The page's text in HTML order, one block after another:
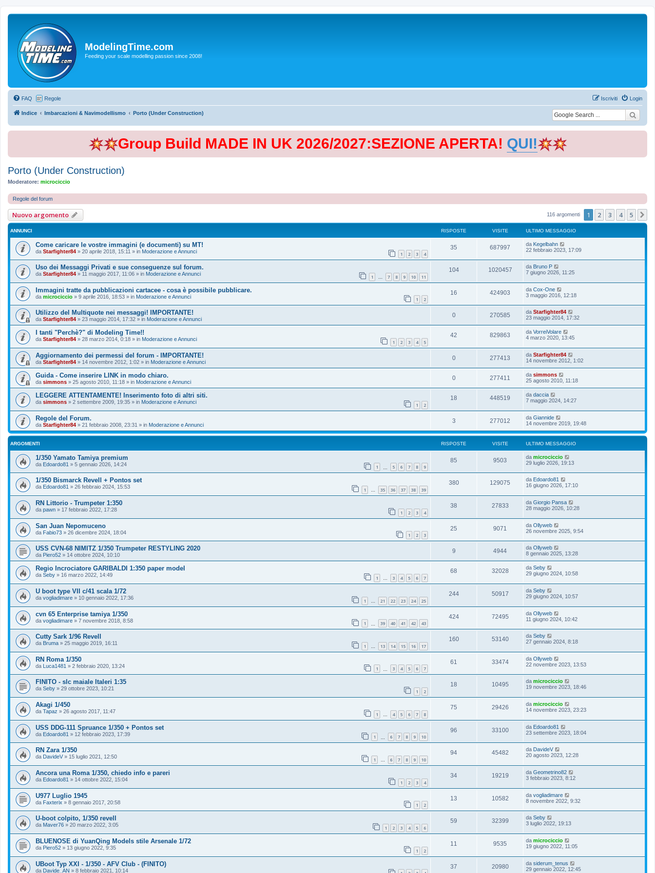
ModelingTime.com
Feeding your scale modelling passion since 2008!
FAQ Regole Login
Iscriviti
Indice Imbarcazioni & Navimodellismo Porto (Under Construction)
Group Build MADE IN UK 2026/2027:SEZIONE APERTA! QUI!
Porto (Under Construction)
Moderatore: microciccio
Regole del forum
Nuovo argomento 116 argomenti 1 2 3 4 5
ANNUNCI RISPOSTE VISITE ULTIMO MESSAGGIO
Come caricare le vostre immagini (e documenti) su MT!
da Starfighter84 » 20 aprile 2018, 15:11 » in Moderazione e Annunci 1 2 3 4
35 687997 da Kegelbahn
22 febbraio 2023, 17:09
Uso dei Messaggi Privati e sue conseguenze sul forum.
da Starfighter84 » 11 maggio 2017, 11:06 » in Moderazione e Annunci 1 … 7 8 9 10 11
104 1020457 da Bruno P
7 giugno 2026, 11:25
Immagini tratte da pubblicazioni cartacee - cosa è possibile pubblicare.
da microciccio » 9 aprile 2016, 18:53 » in Moderazione e Annunci 1 2
16 424903 da Cox-One
3 maggio 2016, 12:18
Utilizzo del Multiquote nei messaggi! IMPORTANTE!
da Starfighter84 » 23 maggio 2014, 17:32 » in Moderazione e Annunci
0 270585 da Starfighter84
23 maggio 2014, 17:32
I tanti "Perchè?" di Modeling Time!!
da Starfighter84 » 28 marzo 2014, 0:18 » in Moderazione e Annunci 1 2 3 4 5
42 829863 da VorreiVolare
4 marzo 2020, 13:45
Aggiornamento dei permessi del forum - IMPORTANTE!
da Starfighter84 » 14 novembre 2012, 1:02 » in Moderazione e Annunci
0 277413 da Starfighter84
14 novembre 2012, 1:02
Guida - Come inserire LINK in modo chiaro.
da simmons » 25 agosto 2010, 11:18 » in Moderazione e Annunci
0 277411 da simmons
25 agosto 2010, 11:18
LEGGERE ATTENTAMENTE! Inserimento foto di altri siti.
da simmons » 2 settembre 2009, 19:35 » in Moderazione e Annunci 1 2
18 448519 da daccia
7 maggio 2024, 14:27
Regole del Forum.
da Starfighter84 » 21 febbraio 2008, 23:31 » in Moderazione e Annunci
3 277012 da Giannide
14 novembre 2019, 19:48
ARGOMENTI RISPOSTE VISITE ULTIMO MESSAGGIO
1/350 Yamato Tamiya premium
da Edoardo81 » 5 gennaio 2026, 14:24 1 5 6 7 8 9
85 9503 da microciccio
29 luglio 2026, 19:13
1/350 Bismarck Revell + Pontos set
da Edoardo81 » 26 febbraio 2024, 15:53 1 … 35 36 37 38 39
380 129075 da Edoardo81
16 giugno 2026, 17:10
RN Littorio - Trumpeter 1:350
da pawn » 17 febbraio 2022, 17:28 1 2 3 4
38 27833 da Giorgio Pansa
28 maggio 2026, 10:28
San Juan Nepomuceno
da Fabio73 » 26 dicembre 2024, 18:04 1 2 3
25 9071 da Ollyweb
26 novembre 2025, 9:54
USS CVN-68 NIMITZ 1/350 Trumpeter RESTYLING 2020
da Piero52 » 14 ottobre 2024, 10:10
9 4944 da Ollyweb
8 gennaio 2025, 13:28
Regio Incrociatore GARIBALDI 1:350 paper model
da Seby » 16 marzo 2022, 14:49 1 … 3 4 5 6 7
68 32028 da Seby
29 giugno 2024, 10:58
U boot type VII c/41 scala 1/72
da vogliadimare » 10 gennaio 2022, 17:36 1 … 21 22 23 24 25
244 50917 da Seby
29 giugno 2024, 10:57
cvn 65 Enterprise tamiya 1/350
da vogliadimare » 7 novembre 2018, 8:58 1 39 40 41 42 43
424 72495 da Ollyweb
11 giugno 2024, 10:42
Cutty Sark 1/96 Revell
da Bruma » 25 maggio 2019, 16:11 1 … 13 14 15 16 17
160 53140 da Seby
27 gennaio 2024, 8:18
RN Roma 1/350
da Luca1481 » 2 febbraio 2020, 13:24 1 3 4 5 6 7
61 33474 da Ollyweb
22 novembre 2023, 13:53
FINITO - slc maiale Italeri 1:35
da Seby » 29 ottobre 2023, 10:21 1 2
18 10495 da microciccio
19 novembre 2023, 18:46
Akagi 1/450
da Tapaz » 26 agosto 2017, 11:47 1 … 4 5 6 7 8
75 29426 da microciccio
14 novembre 2023, 23:23
USS DDG-111 Spruance 1/350 + Pontos set
da Edoardo81 » 12 febbraio 2023, 17:39 1 6 7 8 9 10
96 33100 da Edoardo81
23 settembre 2023, 18:04
RN Zara 1/350
da DavideV » 15 luglio 2021, 12:50 1 … 6 7 8 9 10
94 45482 da DavideV
20 agosto 2023, 12:28
Ancora una Roma 1/350, chiedo info e pareri
da Edoardo81 » 14 ottobre 2022, 15:04 1 2 3 4
34 19219 da Geometrino82
3 febbraio 2023, 8:12
U977 Luglio 1945
da Faxterix » 8 gennaio 2017, 20:58 1 2
13 10582 da vogliadimare
8 novembre 2022, 9:32
U-boot colpito, 1/350 revell
da Maver76 » 20 marzo 2022, 3:05 1 2 3 4 5 6
59 32399 da Seby
3 luglio 2022, 19:13
BLUENOSE di YuanQing Models stile Arsenale 1/72
da Piero52 » 13 giugno 2022, 9:35 1 2
11 9535 da microciccio
19 giugno 2022, 11:05
UBoot Typ XXI - 1/350 - AFV Club - (FINITO)
da Davide_AN » 8 febbraio 2021, 10:14
37 20980 da siderum_tenus
29 gennaio 2022, 12:45